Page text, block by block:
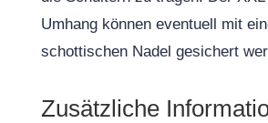
Umhang können eventuell mit
schottischen Nadel gesichert
Zusätzliche